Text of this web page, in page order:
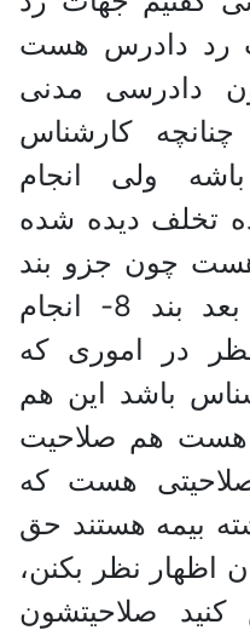
رد دادرس هست
91 قانون دادرسی مدنی
کارشناس
ولی انجام
تخلف دیده شده
چون جزو بند
7 دیده هست. مورد بعد بند 8- انجام
در اموری که
باشد این هم
هست هم صلاحیت
هست که
بیمه هستند حق
اظهار نظر بکنن،
صلاحیتشون